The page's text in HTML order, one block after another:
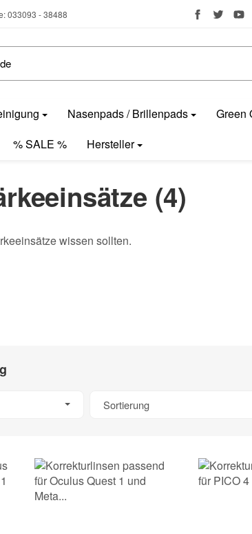
033093 - 38488
Nasenpads / Brillenpads Green
% SALE %
Hersteller
(4)
wissen sollten.
Sortierung